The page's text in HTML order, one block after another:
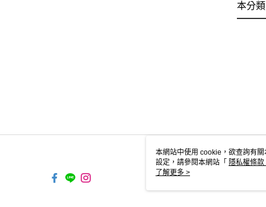
本分
本網站中使用 cookie，欲查詢有
設定，請參閱本網站「 隱私權條款
使用 cookie。
了解更多 >